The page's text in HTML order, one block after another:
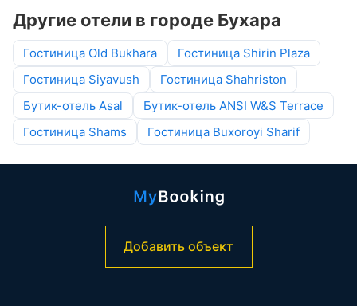
Другие отели в городе Бухара
Гостиница Old Bukhara
Гостиница Shirin Plaza
Гостиница Siyavush
Гостиница Shahriston
Бутик-отель Asal
Бутик-отель ANSI W&S Terrace
Гостиница Shams
Гостиница Buxoroyi Sharif
Добавить объект